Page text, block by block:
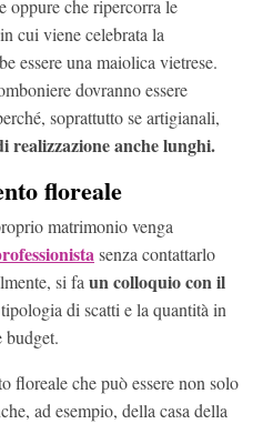
oppure che ripercorra le
cui viene celebrata la
essere una maiolica vietrese.
dovranno essere
soprattutto se artigianali,
realizzazione anche lunghi.
floreale
matrimonio venga
senza contattarlo
si fa un colloquio con il
di scatti e la quantità in
budget.
floreale che può essere non solo
ad esempio, della casa della